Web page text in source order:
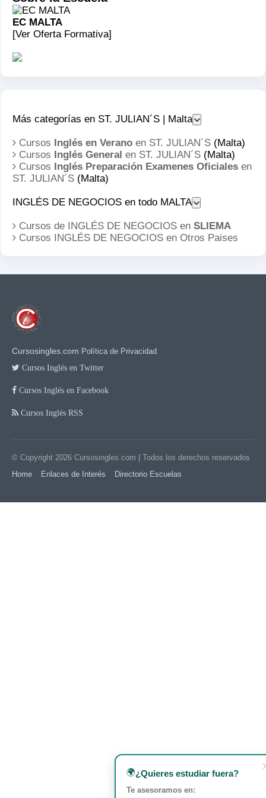
conmemoración del final del asedio turco en 1565
y Día de la Natividad de la Virgen. Fuegos
artificiales y regatas en La Valeta. 21 de
septiembre Día de la Independencia (Fiesta
Festival Mediterráneo de Gozo. Cultura, historia y
música de la isla. 8 de diciembre Día de la
Inmaculada Concepción. 13 de diciembre Día de
la República de 1974. 25 de diciembre Día de
EC MALTA
[Ver Oferta Formativa]
Más categorías en ST. JULIAN´S | Malta
Cursos Inglés en Verano en ST. JULIAN´S (Malta)
Cursos Inglés General en ST. JULIAN´S (Malta)
Cursos Inglés Preparación Examenes Oficiales en
ST. JULIAN´S (Malta)
INGLÉS DE NEGOCIOS en todo MALTA
Cursos de INGLÉS DE NEGOCIOS en SLIEMA
Cursos INGLÉS DE NEGOCIOS en Otros Paises
Cursosingles.com Política de Privacidad
Cursos Inglés en Twitter
Cursos Inglés en Facebook
Cursos Inglés RSS
© Copyright 2026 Cursosingles.com | Todos los derechos reservados
Home
Enlaces de Interés Directorio Escuelas
🌍¿Quieres estudiar fuera?
Te asesoramos en: